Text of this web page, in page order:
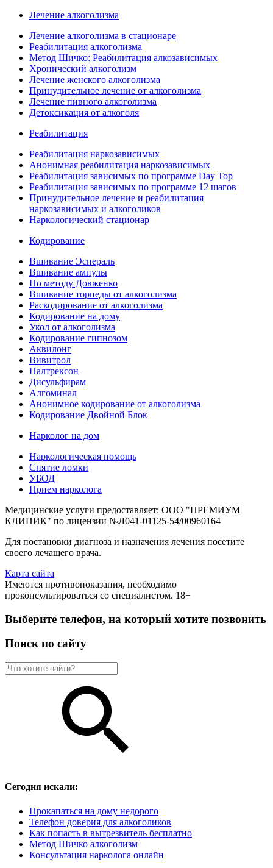
Лечение алкоголизма
Лечение алкоголизма в стационаре
Реабилитация алкоголизма
Метод Шичко: Реабилитация алкозависимых
Хронический алкоголизм
Лечение женского алкоголизма
Принудительное лечение от алкоголизма
Лечение пивного алкоголизма
Детоксикация от алкоголя
Реабилитация
Реабилитация наркозависимых
Анонимная реабилитация наркозависимых
Реабилитация зависимых по программе Day Top
Реабилитация зависимых по программе 12 шагов
Принудительное лечение и реабилитация
наркозависимых и алкоголиков
Наркологический стационар
Кодирование
Вшивание Эспераль
Вшивание ампулы
По методу Довженко
Вшивание торпеды от алкоголизма
Раскодирование от алкоголизма
Кодирование на дому
Укол от алкоголизма
Кодирование гипнозом
Аквилонг
Вивитрол
Налтрексон
Дисульфирам
Алгоминал
Анонимное кодирование от алкоголизма
Кодирование Двойной Блок
Нарколог на дом
Наркологическая помощь
Снятие ломки
УБОД
Прием нарколога
Медицинские услуги предоставляет: ООО "ПРЕМИУМ
КЛИНИК" по лицензии №Л041-01125-54/00960164
Для постановки диагноза и назначения лечения посетите
своего лечащего врача.
Карта сайта
Имеются противопоказания, необходимо
проконсультироваться со специалистом. 18+
Выберите телефон, на который хотите позвонить
Поиск по сайту
Сегодня искали:
Прокапаться на дому недорого
Телефон доверия для алкоголиков
Как попасть в вытрезвитель бесплатно
Метод Шичко алкоголизм
Консультация нарколога онлайн